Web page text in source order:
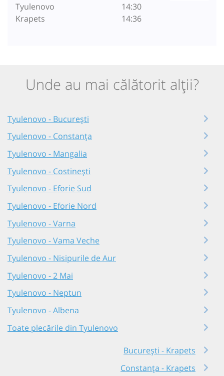
Tyulenovo
Krapets
14:30
14:36
Unde au mai călătorit alții?
Tyulenovo - București
Tyulenovo - Constanța
Tyulenovo - Mangalia
Tyulenovo - Costinești
Tyulenovo - Eforie Sud
Tyulenovo - Eforie Nord
Tyulenovo - Varna
Tyulenovo - Vama Veche
Tyulenovo - Nisipurile de Aur
Tyulenovo - 2 Mai
Tyulenovo - Neptun
Tyulenovo - Albena
Toate plecările din Tyulenovo
București - Krapets
Constanța - Krapets